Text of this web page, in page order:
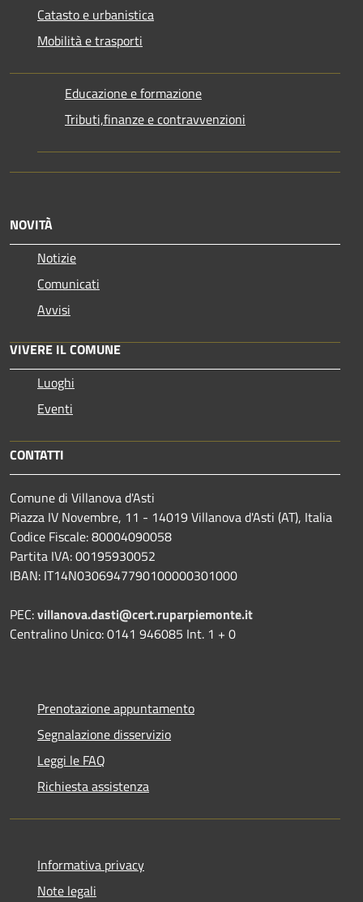
Catasto e urbanistica
Mobilità e trasporti
Educazione e formazione
Tributi,finanze e contravvenzioni
NOVITÀ
Notizie
Comunicati
Avvisi
VIVERE IL COMUNE
Luoghi
Eventi
CONTATTI
Comune di Villanova d'Asti
Piazza IV Novembre, 11 - 14019 Villanova d'Asti (AT), Italia
Codice Fiscale: 80004090058
Partita IVA: 00195930052
IBAN: IT14N0306947790100000301000
PEC:villanova.dasti@cert.ruparpiemonte.it
Centralino Unico: 0141 946085 Int. 1 + 0
Prenotazione appuntamento
Segnalazione disservizio
Leggi le FAQ
Richiesta assistenza
Informativa privacy
Note legali